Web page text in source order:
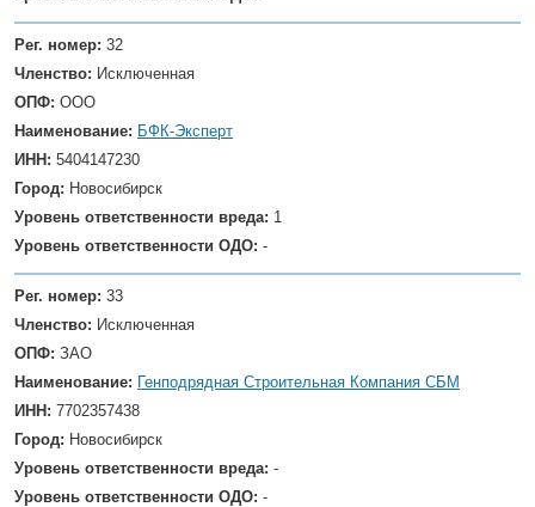
Рег. номер: 32
Членство: Исключенная
ОПФ: ООО
Наименование: БФК-Эксперт
ИНН: 5404147230
Город: Новосибирск
Уровень ответственности вреда: 1
Уровень ответственности ОДО: -
Рег. номер: 33
Членство: Исключенная
ОПФ: ЗАО
Наименование: Генподрядная Строительная Компания СБМ
ИНН: 7702357438
Город: Новосибирск
Уровень ответственности вреда: -
Уровень ответственности ОДО: -